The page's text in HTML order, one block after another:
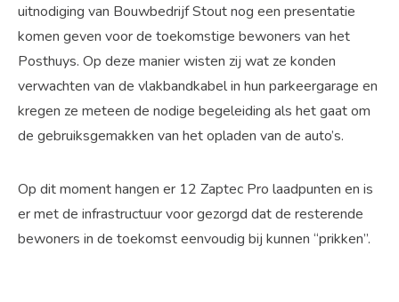
uitnodiging van Bouwbedrijf Stout nog een presentatie
komen geven voor de toekomstige bewoners van het
Posthuys. Op deze manier wisten zij wat ze konden
verwachten van de vlakbandkabel in hun parkeergarage en
kregen ze meteen de nodige begeleiding als het gaat om
de gebruiksgemakken van het opladen van de auto’s.
Op dit moment hangen er 12 Zaptec Pro laadpunten en is
er met de infrastructuur voor gezorgd dat de resterende
bewoners in de toekomst eenvoudig bij kunnen “prikken”.